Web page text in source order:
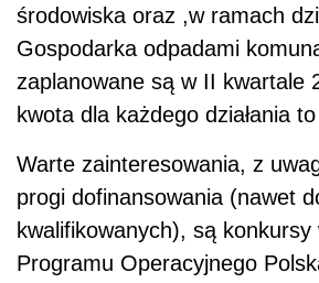
środowiska oraz ,w ramach
Gospodarka odpadami
zaplanowane są w II kwartale
kwota dla każdego działania
Warte zainteresowania, z
progi dofinansowania (nawet
kwalifikowanych), są konkursy
Programu Operacyjnego